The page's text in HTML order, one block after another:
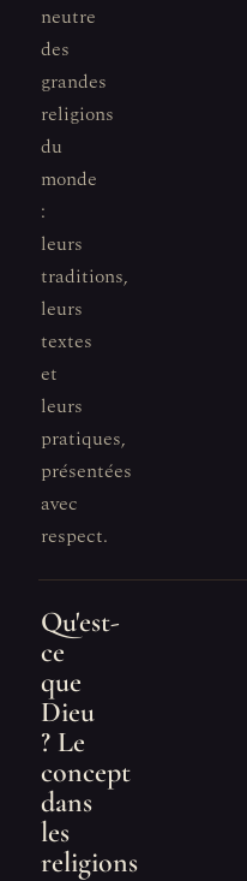
neutre
des
grandes
religions
du
monde
:
leurs
traditions,
leurs
textes
et
leurs
pratiques,
présentées
avec
respect.
Qu'est-
ce
que
Dieu
? Le
concept
dans
les
religions